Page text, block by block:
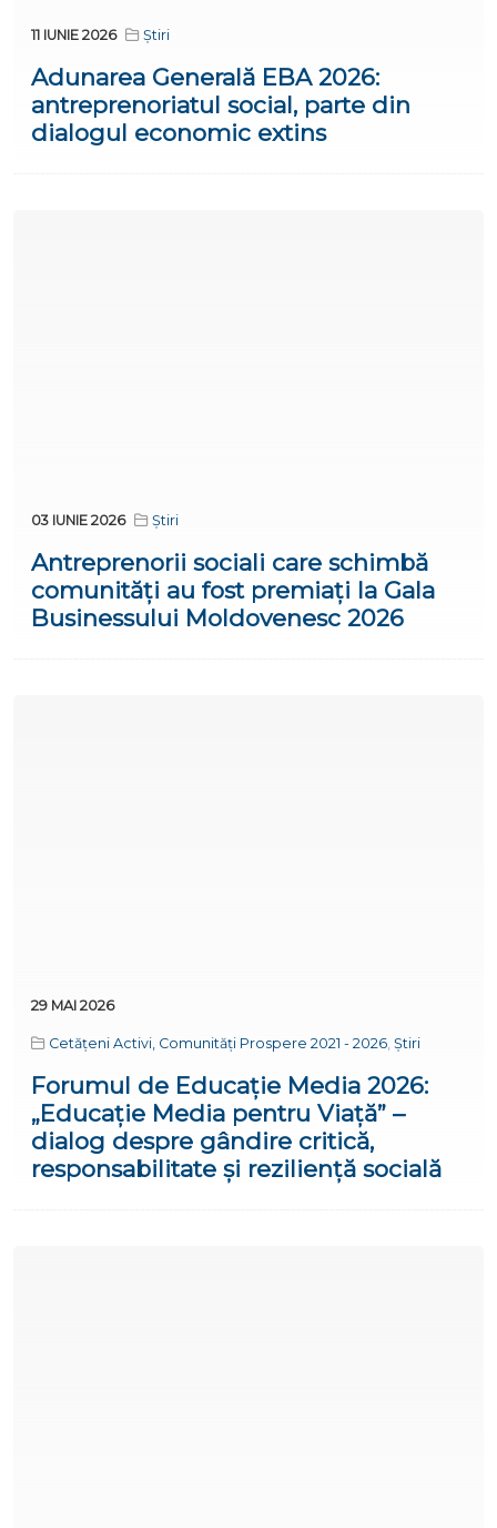
11 IUNIE 2026 Știri
Adunarea Generală EBA 2026:
antreprenoriatul social, parte din
dialogul economic extins
03 IUNIE 2026 Știri
Antreprenorii sociali care schimbă
comunități au fost premiați la Gala
Businessului Moldovenesc 2026
29 MAI 2026
Cetățeni Activi, Comunități Prospere 2021 - 2026 Știri
Forumul de Educație Media 2026:
„Educație Media pentru Viață” –
dialog despre gândire critică,
responsabilitate și reziliență socială